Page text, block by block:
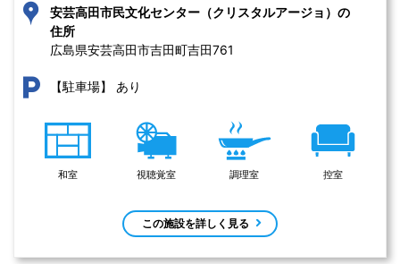
安芸高田市民文化センター（クリスタルアージョ）の
住所
広島県安芸高田市吉田町吉田761
【駐車場】 あり
和室 視聴覚室 調理室 控室
この施設を詳しく見る